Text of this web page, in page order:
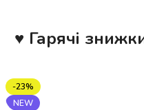
♥ Гарячі
-23%
NEW